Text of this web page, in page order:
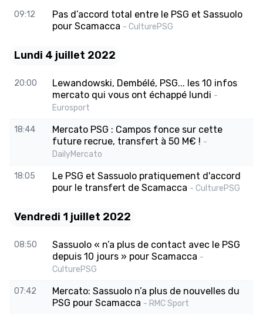
09:12
Pas d’accord total entre le PSG et Sassuolo
pour Scamacca - CulturePSG
Lundi 4 juillet 2022
20:00
Lewandowski, Dembélé, PSG... les 10 infos
mercato qui vous ont échappé lundi -
Eurosport
18:44
Mercato PSG : Campos fonce sur cette
future recrue, transfert à 50 M€ ! -
DailyMercato
18:05
Le PSG et Sassuolo pratiquement d'accord
pour le transfert de Scamacca - CulturePSG
Vendredi 1 juillet 2022
08:50
Sassuolo « n’a plus de contact avec le PSG
depuis 10 jours » pour Scamacca -
CulturePSG
07:42
Mercato: Sassuolo n’a plus de nouvelles du
PSG pour Scamacca - RMC Sport